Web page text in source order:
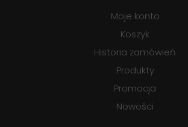
Moje konto
Koszyk
Historia zamówień
Produkty
Promocja
Nowości